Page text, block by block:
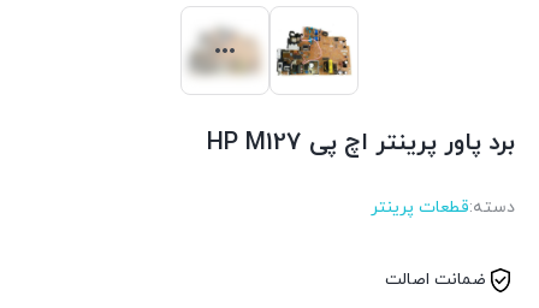
برد پاور پرینتر اچ پی HP M127
دسته:قطعات پرینتر
ضمانت اصالت